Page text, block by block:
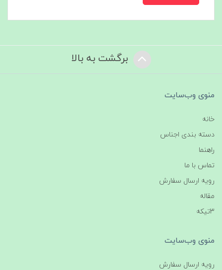
برگشت به بالا
منوی وب‌سایت
خانه
دسته بندی اجناس
راهنما
تماس با ما
رویه ارسال سفارش
مقاله
3تیکه
منوی وب‌سایت
رویه ارسال سفارش